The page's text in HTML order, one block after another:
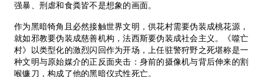
强暴、刑虐和食粪皆不是想象的画面。
作为黑暗犄角且必然接触世界文明，供花村需要伪装成桃花源，
就如邪教要伪装成慈善机构，法西斯要伪装成社会主义。《噬亡
村》以类型化的激烈闪回作为开场，上任驻警狩野之死堪称是一
种文明与原始媒介的正反面夹击：身前的摄像机与背后伸来的割
喉镰刀，构成了他的黑暗仪式性死亡。